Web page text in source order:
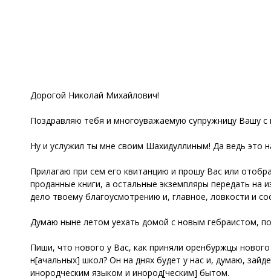
Дорогой Николай Михайлович!
Поздравляю тебя и многоуважаемую супружницу Вашу
Ну и услужил ты мне своим Шахидуллиным! Да ведь это
Прилагаю при сем его квитанцию и прошу Вас или
проданные книги, а остальные экземпляры передать на
дело твоему благоусмотрению и, главное, ловкости и
Думаю ныне летом уехать домой с новым гебраистом,
Пиши, что нового у Вас, как приняли оренбуржцы
н[ачальных] школ? Он на днях будет у нас и, думаю,
инородческим языком и инород[ческим] бытом.